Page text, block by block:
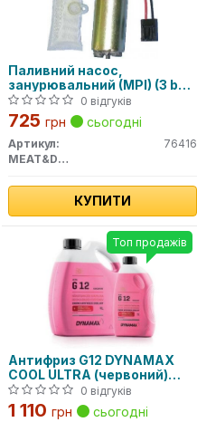
Паливний насос,
занурювальний (MPI) (3 bar
95 l/h)
0 відгуків
725 грн сьогодні
Артикул:
76416
MEAT&DORIA
КУПИТИ
Антифриз G12 DYNAMAX
COOL ULTRA (червоний)
концентрат (4L)
0 відгуків
1 110 грн сьогодні
Топ продажів